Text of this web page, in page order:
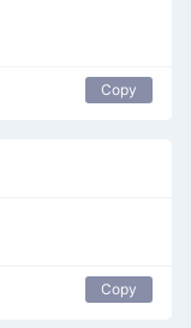
Copy
Copy